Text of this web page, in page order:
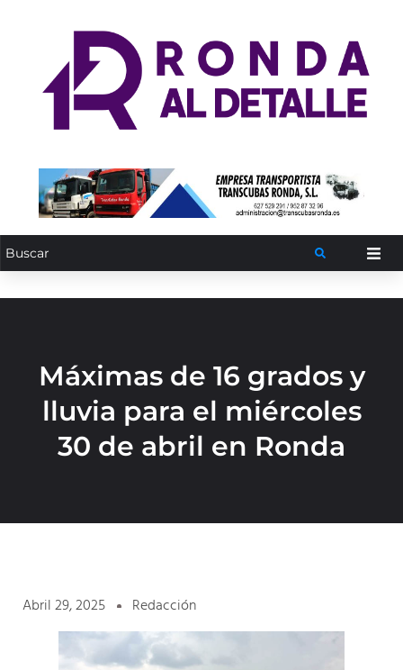
Máximas de 16 grados y
lluvia para el miércoles
30 de abril en Ronda
Abril 29, 2025 Redacción